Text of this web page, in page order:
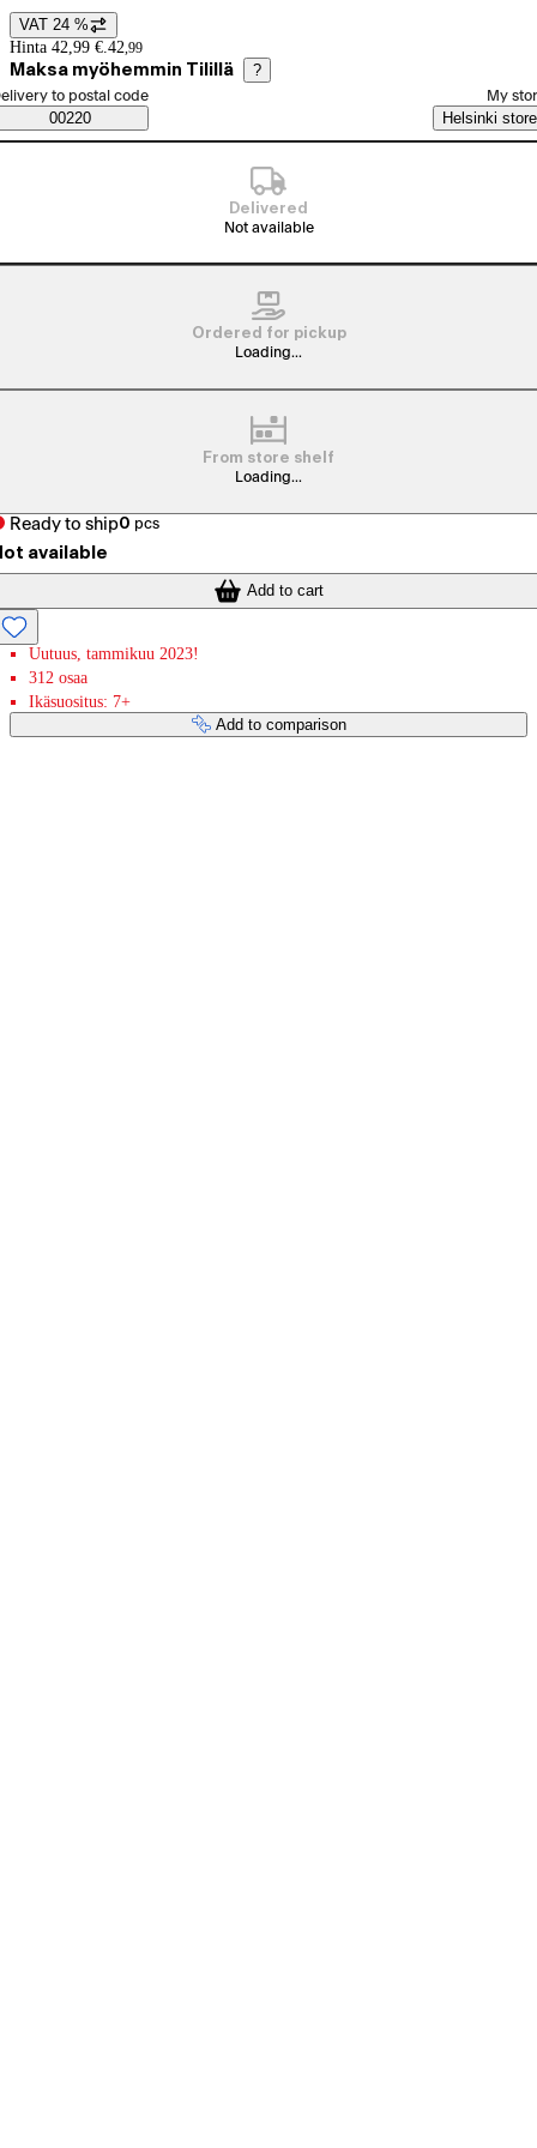
Price details
VAT 24 %
Hinta 42,99 €. 42,99
Maksa myöhemmin Tilillä ?
Saatavuustiedot
order method
to postal code
00220
My
Helsinki store
Delivered
Not available
Ordered for pickup
Loading...
From store shelf
Loading...
Ready to ship0 pcs
available
Add to cart
Uutuus, tammikuu 2023!
312 osaa
Ikäsuositus: 7+
Add to comparison